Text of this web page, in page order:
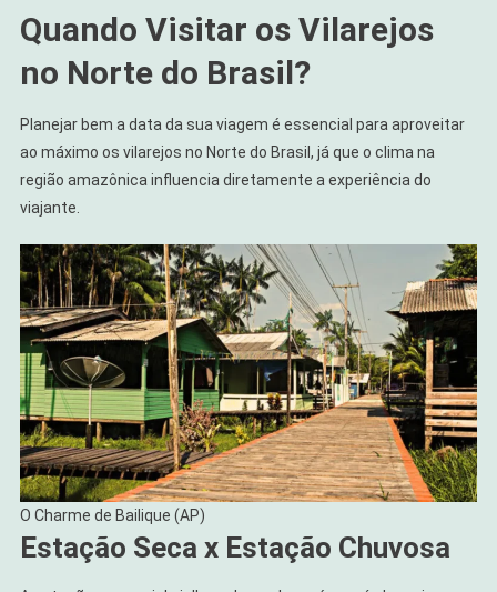
Quando Visitar os Vilarejos
no Norte do Brasil?
Planejar bem a data da sua viagem é essencial para aproveitar
ao máximo os vilarejos no Norte do Brasil, já que o clima na
região amazônica influencia diretamente a experiência do
viajante.
O Charme de Bailique (AP)
Estação Seca x Estação Chuvosa